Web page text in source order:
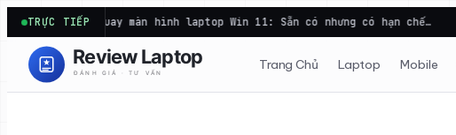
Chuyển
đến
phần
TRỰC TIẾP
tải… Quay màn hình laptop Win 11: Sẵn có nhưng có hạn chế…
Trang Chủ Laptop Mobile